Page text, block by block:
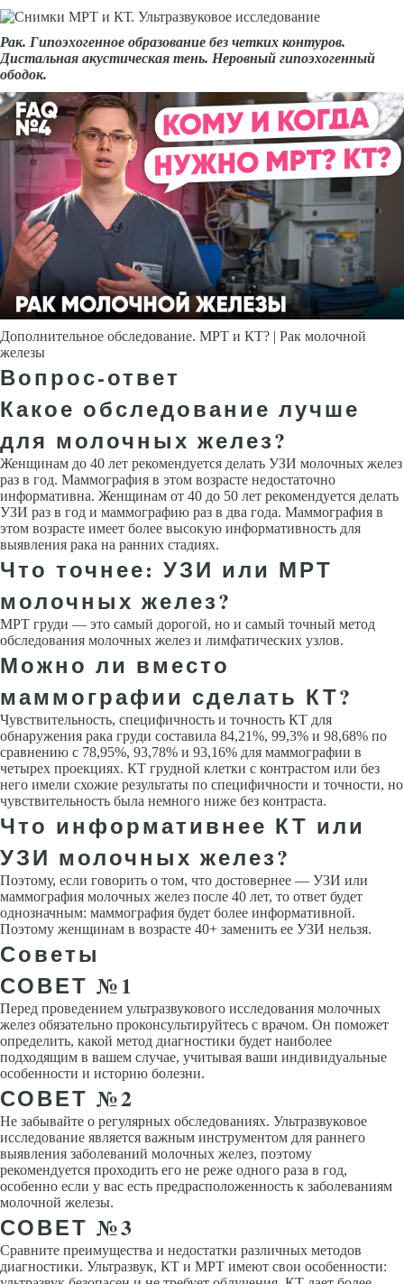
Рак. Гипоэхогенное образование без четких кон­туров.
Дистальная акустическая тень. Неровный гипоэхогенный
ободок.
Дополнительное обследование. МРТ и КТ? | Рак молочной
железы
Вопрос-ответ
Какое обследование лучше
для молочных желез?
Женщинам до 40 лет рекомендуется делать УЗИ молочных желез
раз в год. Маммография в этом возрасте недостаточно
информативна. Женщинам от 40 до 50 лет рекомендуется делать
УЗИ раз в год и маммографию раз в два года. Маммография в
этом возрасте имеет более высокую информативность для
выявления рака на ранних стадиях.
Что точнее: УЗИ или МРТ
молочных желез?
МРТ груди — это самый дорогой, но и самый точный метод
обследования молочных желез и лимфатических узлов.
Можно ли вместо
маммографии сделать КТ?
Чувствительность, специфичность и точность КТ для
обнаружения рака груди составила 84,21%, 99,3% и 98,68% по
сравнению с 78,95%, 93,78% и 93,16% для маммографии в
четырех проекциях. КТ грудной клетки с контрастом или без
него имели схожие результаты по специфичности и точности, но
чувствительность была немного ниже без контраста.
Что информативнее КТ или
УЗИ молочных желез?
Поэтому, если говорить о том, что достовернее — УЗИ или
маммография молочных желез после 40 лет, то ответ будет
однозначным: маммография будет более информативной.
Поэтому женщинам в возрасте 40+ заменить ее УЗИ нельзя.
Советы
СОВЕТ №1
Перед проведением ультразвукового исследования молочных
желез обязательно проконсультируйтесь с врачом. Он поможет
определить, какой метод диагностики будет наиболее
подходящим в вашем случае, учитывая ваши индивидуальные
особенности и историю болезни.
СОВЕТ №2
Не забывайте о регулярных обследованиях. Ультразвуковое
исследование является важным инструментом для раннего
выявления заболеваний молочных желез, поэтому
рекомендуется проходить его не реже одного раза в год,
особенно если у вас есть предрасположенность к заболеваниям
молочной железы.
СОВЕТ №3
Сравните преимущества и недостатки различных методов
диагностики. Ультразвук, КТ и МРТ имеют свои особенности: